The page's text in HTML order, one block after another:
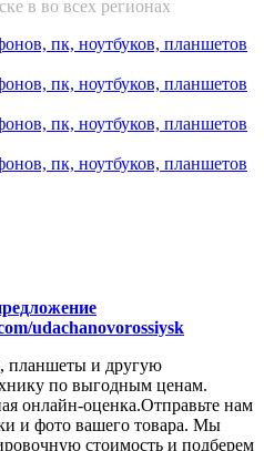
в во всех регионах
udachanovorossiysk
планшеты и другую
по выгодным ценам.
онлайн-оценка.Отправьте нам
и фото вашего товара. Мы
стоимость и подберем